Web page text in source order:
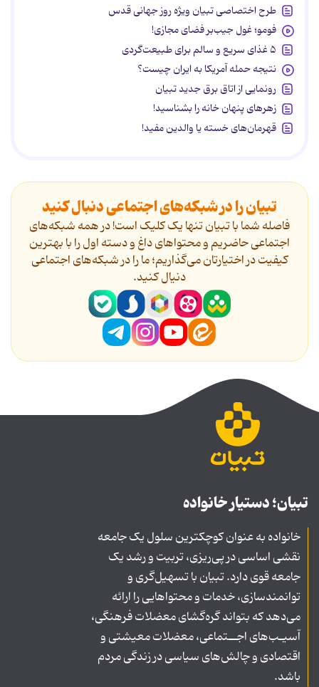
طرح اختصاصی تبیان ویژه روز جهانی قدس
فومو؛ غول جیب‌بر فضای مجازی!
۵ غذای سریع و سالم برای طبیعت‌گردی
نتیجه حمله آمریکا به ایران چیست؟
رونمایی از اتاق برق جدید تبیان
زهرهای پنهان خانه را بشناسید!
قهرمان‌های خسته یا والدین مفید!
تبیان را در شبکه‌های اجتماعی دنبال کنید
فاصله شما با تبیان تنها یک کلیک است! در همه شبکه‌های
اجتماعی حاضریم و محتواهای داغ و دسته اول را با بهترین
کیفیت در اختیارتان می‌گذاریم؛ ما را در شبکه‌های اجتماعی
دنیال کنید.
تبیان؛ دستیار خانواده
خانواده به عنوان کوچکترین سلول یک جامعه
نقشی اساسی در پی‌ریزی، تربیت و رشد یک
جامعه قوی دارد. تبیان با تسهیل‌گری و
توانمندسازی، خدمات و محتواهایی را ارائه
می‌دهد که بتواند گره‌گشای معضلات فرهنگی،
آسیـب‌های اجــتماعی، معضلات معیشتی و
اقتصادی و چالش‌های سیاسی در زندگی مردم
باشد.